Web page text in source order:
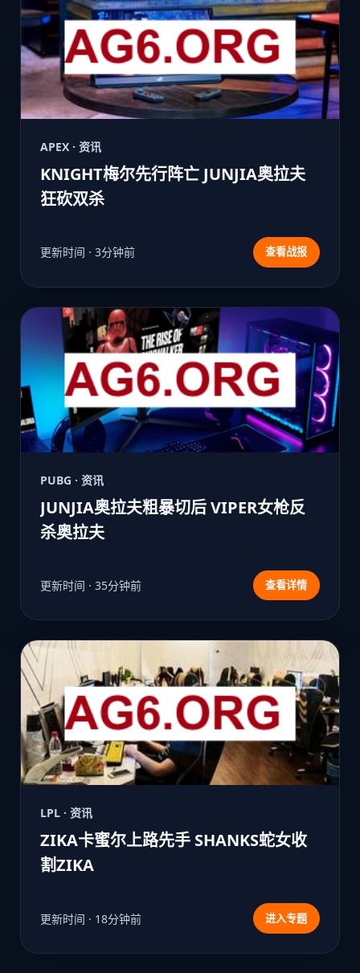
APEX · 资讯
KNIGHT梅尔先行阵亡 JUNJIA奥拉夫
狂砍双杀
更新时间 · 3分钟前 查看战报
PUBG · 资讯
JUNJIA奥拉夫粗暴切后 VIPER女枪反
杀奥拉夫
更新时间 · 35分钟前 查看详情
LPL · 资讯
ZIKA卡蜜尔上路先手 SHANKS蛇女收
割ZIKA
更新时间 · 18分钟前 进入专题